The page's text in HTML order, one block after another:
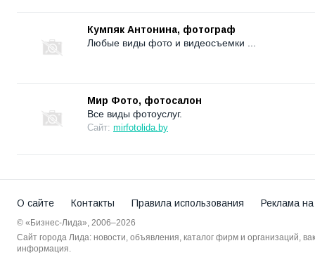
Кумпяк Антонина, фотограф
Любые виды фото и видеосъемки ...
Мир Фото, фотосалон
Все виды фотоуслуг.
Сайт: mirfotolida.by
О сайте Контакты Правила использования Реклама
© «Бизнес-Лида», 2006–2026
Сайт города Лида: новости, объявления, каталог фирм и организаций,
информация.